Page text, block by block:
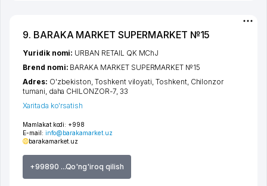
9. BARAKA MARKET SUPERMARKET №15
Mamlakat kodi: +998
E-mail: info@barakamarket.uz
barakamarket.uz
+99890 ...Qo'ng'iroq qilish
Yuridik nomi: URBAN RETAIL QK MChJ
Brend nomi: BARAKA MARKET SUPERMARKET №15
Adres: O'zbekiston,Toshkent viloyati ,Toshkent, Chilonzor
tumani daha CHILONZOR-7, 33
Xaritada ko'rsatish